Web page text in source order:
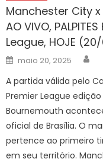
Manchester City x
AO VIVO,
League, HOJE
Posted
on
maio 20, 2025
A partida válida pelo
Premier League
Bournemouth
oficial de Brasília. O
pertence ao primeiro
em seu território.